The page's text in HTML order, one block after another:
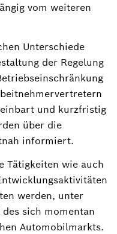
vom weiteren
Unterschiede
der Regelung
und kurzfristig
über die
informiert.
Tätigkeiten wie auch
werden, unter
sich momentan
Automobilmarkts.